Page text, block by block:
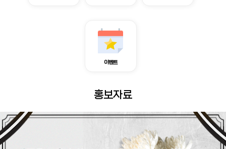
이벤트
홍보자료